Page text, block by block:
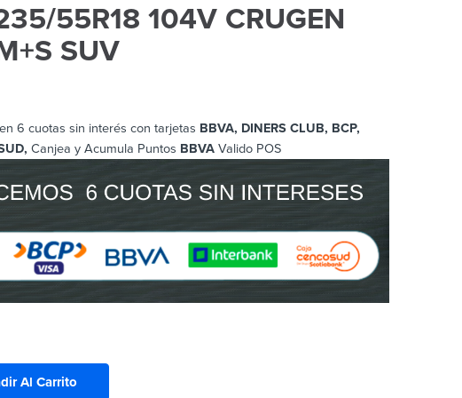
55R18 104V CRUGEN
SUV
6 cuotas sin interés con tarjetas BBVA, DINERS CLUB, BCP,
Canjea y Acumula Puntos BBVA Valido POS
Al Carrito